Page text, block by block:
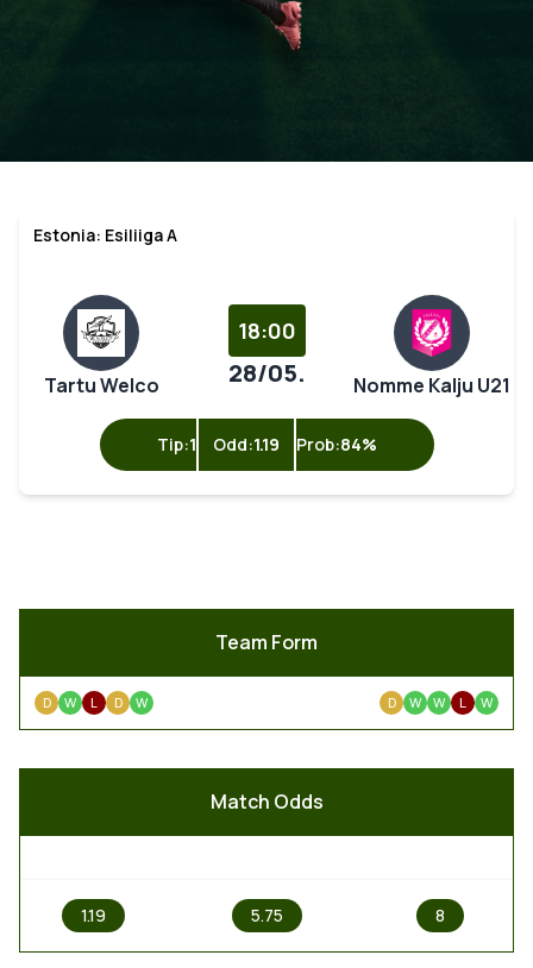
Estonia: Esiliiga A
Tartu Welco
18:00
28/05. Nomme Kalju U21
Tip:1 Odd:1.19 Prob:84%
Team Form
D W L D W D W W L W
Match Odds
1.19 5.75 8